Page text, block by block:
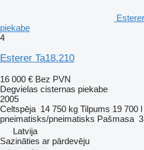
piekabe
4
Esterer Ta18.210
16 000 € Bez PVN
Degvielas cisternas piekabe
2005
Celtspēja 14 750 kg Tilpums 19 700 l
pneimatisks/pneimatisks Pašmasa
Latvija
Sazināties ar pārdevēju